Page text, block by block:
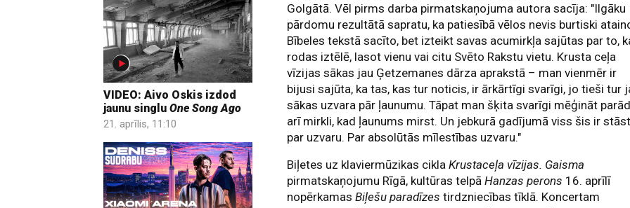
VIDEO: Aivo Oskis izdod
jaunu singlu One Song Ago
21. aprīlis, 11:10
Golgātā. Vēl pirms darba pirmatskaņojuma autora sacīja: "Ilgāku
pārdomu rezultātā sapratu, ka patiesībā vēlos nevis burtiski
Bībeles tekstā sacīto, bet izteikt savas acumirkļa sajūtas par to,
rodas iztēlē, lasot vienu vai citu Svēto Rakstu vietu. Krusta ceļa
vīzijas sākas jau Ģetzemanes dārza aprakstā – man vienmēr ir
bijusi sajūta, ka tas, kas tur noticis, ir ārkārtīgi svarīgi, jo tieši tur
sākas uzvara pār ļaunumu. Tāpat man šķita svarīgi mēģināt
arī mirkli, kad ļaunums mirst. Un jebkurā gadījumā viss šis ir
par uzvaru. Par absolūtās mīlestības uzvaru."
Biļetes uz klaviermūzikas ciklaKrustaceļa vīzijas. Gaisma
pirmatskaņojumu Rīgā, kultūras telpāHanzas perons 16. aprīlī
nopērkamasBiļešu paradīzes tirdzniecības tīklā. Koncertam